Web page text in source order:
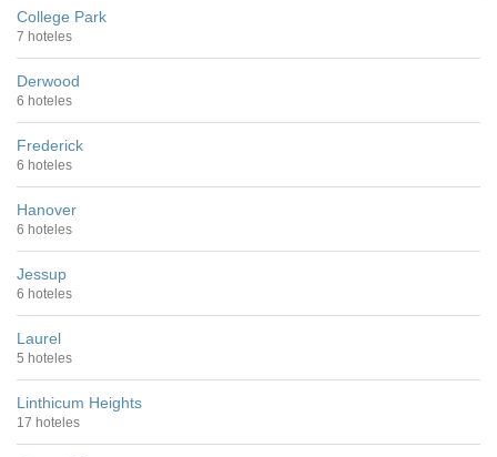
College Park
7 hoteles
Derwood
6 hoteles
Frederick
6 hoteles
Hanover
6 hoteles
Jessup
6 hoteles
Laurel
5 hoteles
Linthicum Heights
17 hoteles